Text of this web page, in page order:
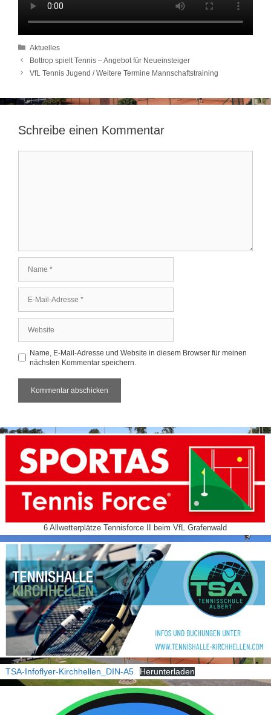
Kategorien
Aktuelles
Bottrop spielt Tennis – Angebot für Neueinsteiger
VfL Tennis Jugend / Weitere Termine Mannschaftstraining
Schreibe einen Kommentar
Mail-
Adresse
Name, E-Mail-Adresse und Website in diesem Browser für meinen
nächsten Kommentar speichern.
6 Allwetterplätze Tennisforce II beim VfL Grafenwald
TSA-Infoflyer-Kirchhellen_DIN-A5 Herunterladen